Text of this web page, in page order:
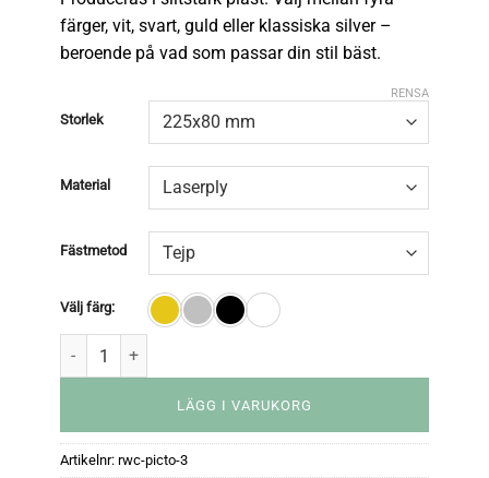
färger, vit, svart, guld eller klassiska silver –
beroende på vad som passar din stil bäst.
Storlek
Material
Fästmetod
Välj färg:
RENSA
LÄGG I VARUKORG
Artikelnr: rwc-picto-3